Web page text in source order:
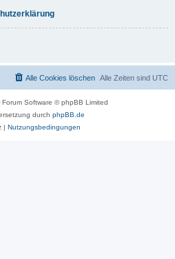
Alle Zeiten sind UTC
Alle Cookies löschen
Forum Software © phpBB Limited
durch phpBB.de
| Nutzungsbedingungen